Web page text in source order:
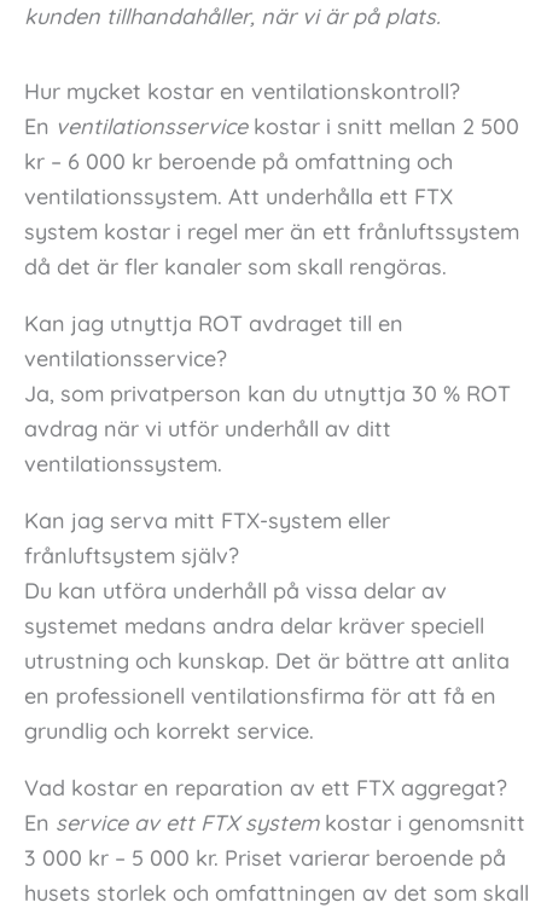
kunden tillhandahåller, när vi är på plats.
Hur mycket kostar en ventilationskontroll?
En ventilationsservicekostar i snitt mellan 2 500
kr – 6 000 kr beroende på omfattning och
ventilationssystem. Att underhålla ett FTX
system kostar i regel mer än ett frånluftssystem
då det är fler kanaler som skall rengöras.
Kan jag utnyttja ROT avdraget till en
ventilationsservice?
Ja, som privatperson kan du utnyttja 30 % ROT
avdrag när vi utför underhåll av ditt
ventilationssystem.
Kan jag serva mitt FTX-system eller
frånluftsystem själv?
Du kan utföra underhåll på vissa delar av
systemet medans andra delar kräver speciell
utrustning och kunskap. Det är bättre att anlita
en professionell ventilationsfirma för att få en
grundlig och korrekt service.
Vad kostar en reparation av ett FTX aggregat?
En service av ett FTX systemkostar i genomsnitt
3 000 kr – 5 000 kr. Priset varierar beroende på
husets storlek och omfattningen av det som skall